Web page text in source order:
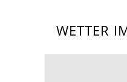
WETTER